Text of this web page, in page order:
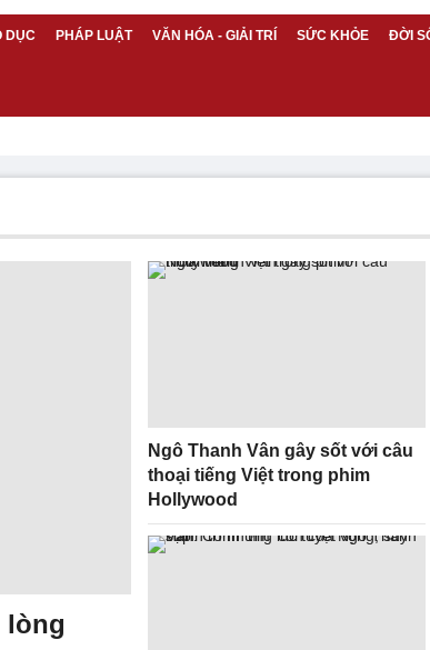
DỤC PHÁP LUẬT VĂN HÓA - GIẢI TRÍ SỨC KHỎE ĐỜI
lòng
Ngô Thanh Vân gây sốt với câu
thoại tiếng Việt trong phim
Hollywood